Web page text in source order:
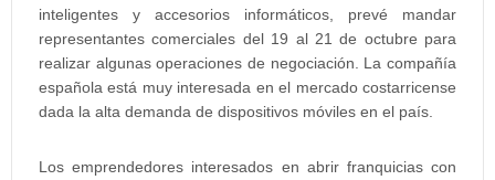
inteligentes y accesorios informáticos, prevé mandar
representantes comerciales del 19 al 21 de octubre para
realizar algunas operaciones de negociación. La compañía
española está muy interesada en el mercado costarricense
dada la alta demanda de dispositivos móviles en el país.
Los emprendedores interesados en abrir franquicias con